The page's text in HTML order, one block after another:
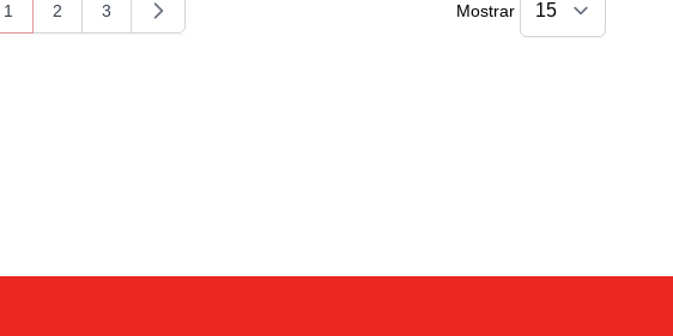
Actualmente estás leyendo página
1
Página
2
Página
3 Mostrar